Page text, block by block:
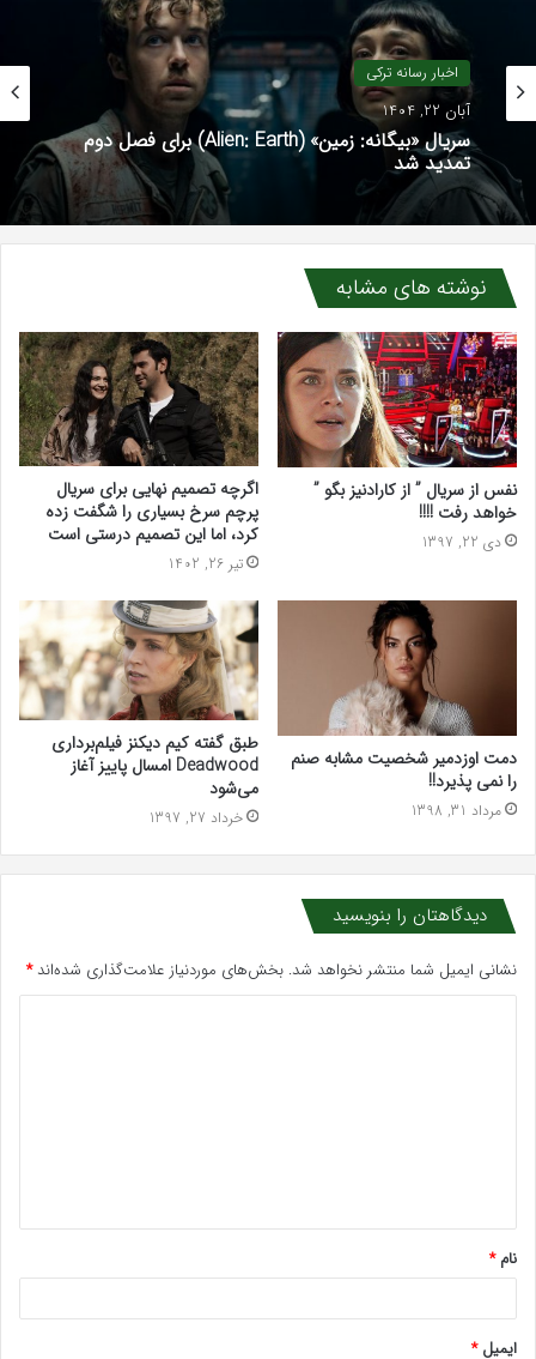
اخبار رسانه ترکی
آبان 22, 1404
سریال «بیگانه: زمین» (Alien: Earth) برای فصل دوم
تمدید شد
نوشته های مشابه
نفس از سریال ” از کارادنیز بگو ”
خواهد رفت !!!!
دی 22, 1397
اگرچه تصمیم نهایی برای سریال
پرچم سرخ بسیاری را شگفت زده
کرد، اما این تصمیم درستی است
تیر 26, 1402
دمت اوزدمیر شخصیت مشابه صنم
را نمی پذیرد!!
مرداد 31, 1398
طبق گفته کیم دیکنز فیلم‌برداری
Deadwood امسال پاییز آغاز
می‌شود
خرداد 27, 1397
دیدگاهتان را بنویسید
نشانی ایمیل شما منتشر نخواهد شد. بخش‌های موردنیاز علامت‌گذاری شده‌اند*
*
نام*
ایمیل*